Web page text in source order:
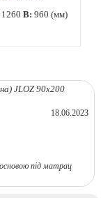
1260 В:960 (мм)
JLOZ 90х200
18.06.2023
під матрац